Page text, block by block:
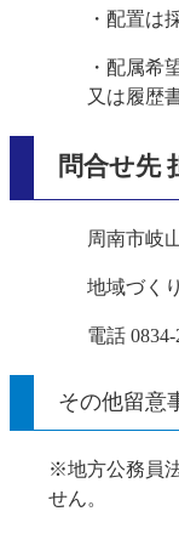
・配置は
・配属希
又は履歴
問合せ先
周南市岐
地域づく
電話 0834-
その他留意
※地方公務員
せん。